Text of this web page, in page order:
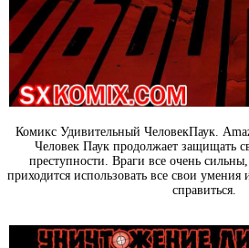
Комикс Удивительный ЧеловекПаук.
Человек Паук продолжает защищать
преступности. Враги все очень
приходится использовать все свои
справиться.